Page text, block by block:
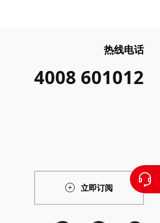
热线电话
4008 601012
立即订阅